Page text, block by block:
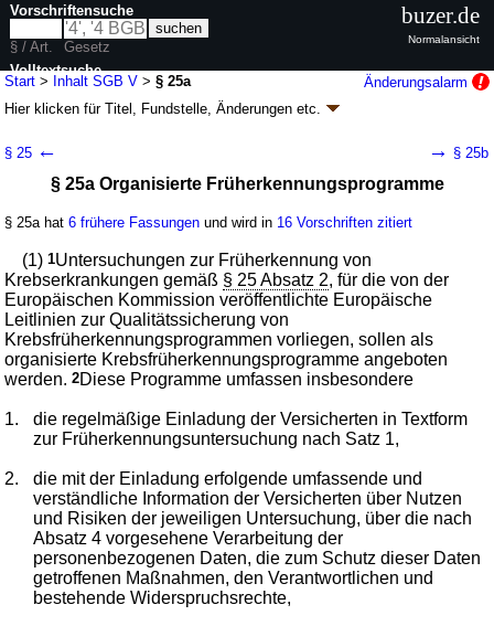
Start > Inhalt SGB V >§ 25a
Änderungsalarm
Hier klicken fürTitel, Fundstelle, Änderungen etc.
(V) - Gesetzliche Krankenversicherung - (SGB
Artikel 1 G. v. 20.12.1988BGBl. I S. 2477 , 2482; zuletzt geändert durch
BGBl. 2026 I Nr. 228
Geltung ab 01.01.1989; FNA: 860-5Sozialgesetzbuch
401 weitere Fassungen | Drucksachen / Entwurf / Begründung
|
wird in 2003 Vorschriften zitiert
Drittes Kapitel Leistungen der Krankenversicherung
Vierter Abschnitt Leistungen zur Erfassung von
gesundheitlichen Risiken und Früherkennung von
Krankheiten
§ 25 ← → § 25b
§ 25a Organisierte Früherkennungsprogramme
§ 25a hat6 frühere Fassungen und wird in 16 Vorschriften zitiert
(1)1Untersuchungen zur Früherkennung von
Krebserkrankungen gemäß § 25 Absatz 2, für die von der
Europäischen Kommission veröffentlichte Europäische
Leitlinien zur Qualitätssicherung von
Krebsfrüherkennungsprogrammen vorliegen, sollen als
organisierte Krebsfrüherkennungsprogramme angeboten
werden.2Diese Programme umfassen insbesondere
1.
die regelmäßige Einladung der Versicherten in Textform
zur Früherkennungsuntersuchung nach Satz 1,
2.
die mit der Einladung erfolgende umfassende und
verständliche Information der Versicherten über Nutzen
und Risiken der jeweiligen Untersuchung, über die nach
Absatz 4 vorgesehene Verarbeitung der
personenbezogenen Daten, die zum Schutz dieser Daten
getroffenen Maßnahmen, den Verantwortlichen und
bestehende Widerspruchsrechte,
Vorschriftensuche
§ / Art.
Gesetz
Volltextsuche
nur in SGB V
buzer.de
Normalansicht